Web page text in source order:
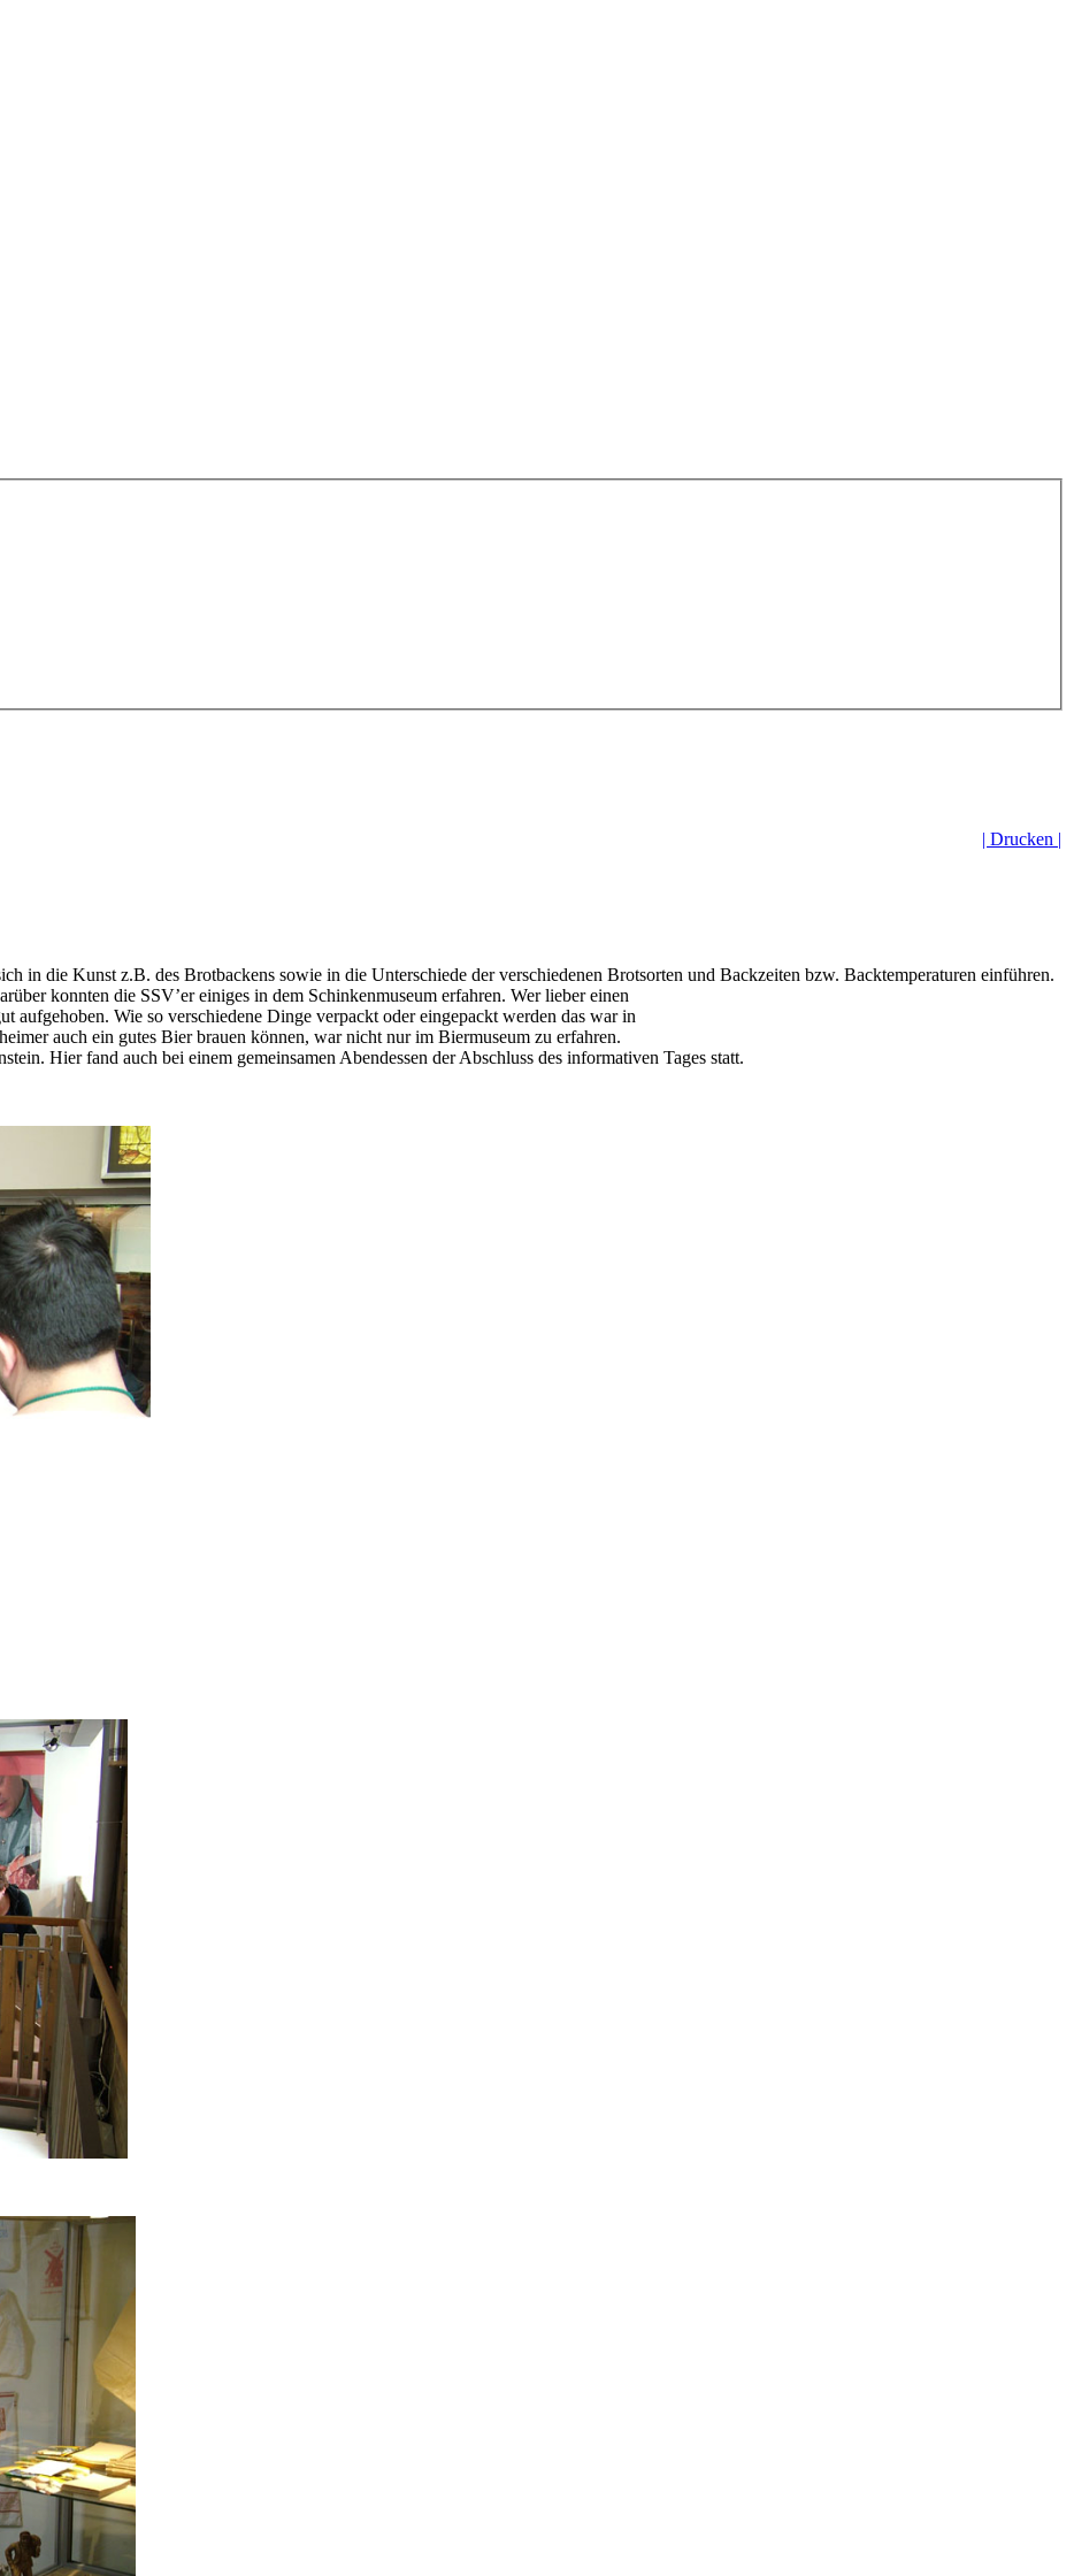
| Drucken |
in die Kunst z.B. des Brotbackens sowie in die Unterschiede der verschiedenen Brotsorten und Backzeiten bzw. Backtemperaturen einführen.
konnten die SSV’er einiges in dem Schinkenmuseum erfahren. Wer lieber einen
aufgehoben. Wie so verschiedene Dinge verpackt oder eingepackt werden das war in
auch ein gutes Bier brauen können, war nicht nur im Biermuseum zu erfahren.
Hier fand auch bei einem gemeinsamen Abendessen der Abschluss des informativen Tages statt.